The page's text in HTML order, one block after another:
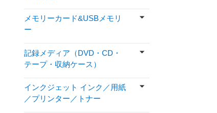
メモリーカード&USBメモリ
ー
記録メディア（DVD・CD・
テープ・収納ケース）
インクジェット インク／用紙
／プリンター／トナー